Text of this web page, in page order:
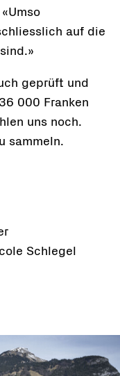
auf die
geprüft und
000 Franken
uns noch.
sammeln.
Schlegel